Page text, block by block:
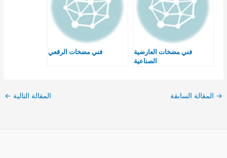
فني مضخات العارضية
الصناعية
فني مضخات الرقعي
→ المقالة السابقة المقالة التالية ←